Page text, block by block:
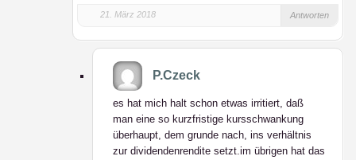
21. März 2018 Antworten
P.Czeck
es hat mich halt schon etwas irritiert, daß
man eine so kurzfristige kursschwankung
überhaupt, dem grunde nach, ins verhältnis
zur dividendenrendite setzt.im übrigen hat das